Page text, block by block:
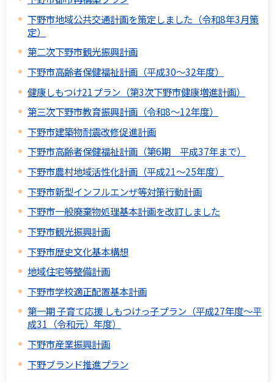
下野市地域公共交通計画を策定しました（令和8年3月策
定）
第二次下野市観光振興計画
下野市高齢者保健福祉計画（平成30～32年度）
健康しもつけ21プラン（第3次下野市健康増進計画）
第三次下野市教育振興計画（令和8～12年度）
下野市建築物耐震改修促進計画
下野市高齢者保健福祉計画（第6期 平成37年まで）
下野市農村地域活性化計画（平成21～25年度）
下野市新型インフルエンザ等対策行動計画
下野市一般廃棄物処理基本計画を改訂しました
下野市観光振興計画
下野市歴史文化基本構想
地域住宅等整備計画
下野市学校適正配置基本計画
第一期 子育て応援 しもつけっ子プラン（平成27年度～平
成31（令和元）年度）
下野市産業振興計画
下野ブランド推進プラン